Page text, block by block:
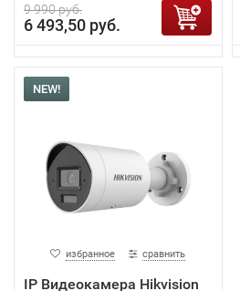
9 990 руб.
6 493,50 руб.
NEW!
избранное сравнить
IP Видеокамера Hikvision